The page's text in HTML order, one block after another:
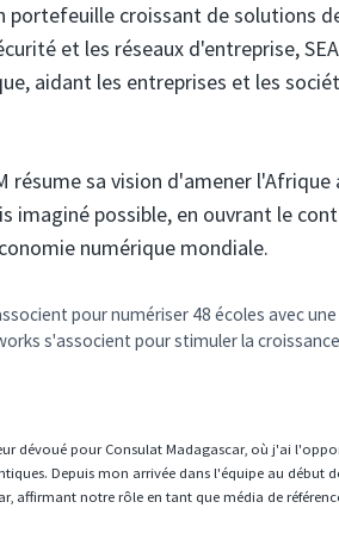
portefeuille croissant de solutions
et les réseaux d'entreprise,
aidant les entreprises et les
résume sa vision d'amener
imaginé possible, en ouvrant le
numérique mondiale.
pour numériser 48 écoles avec
s'associent pour stimuler la croissance
dévoué pour Consulat Madagascar, où j'ai
Depuis mon arrivée dans l'équipe au début
affirmant notre rôle en tant que média de